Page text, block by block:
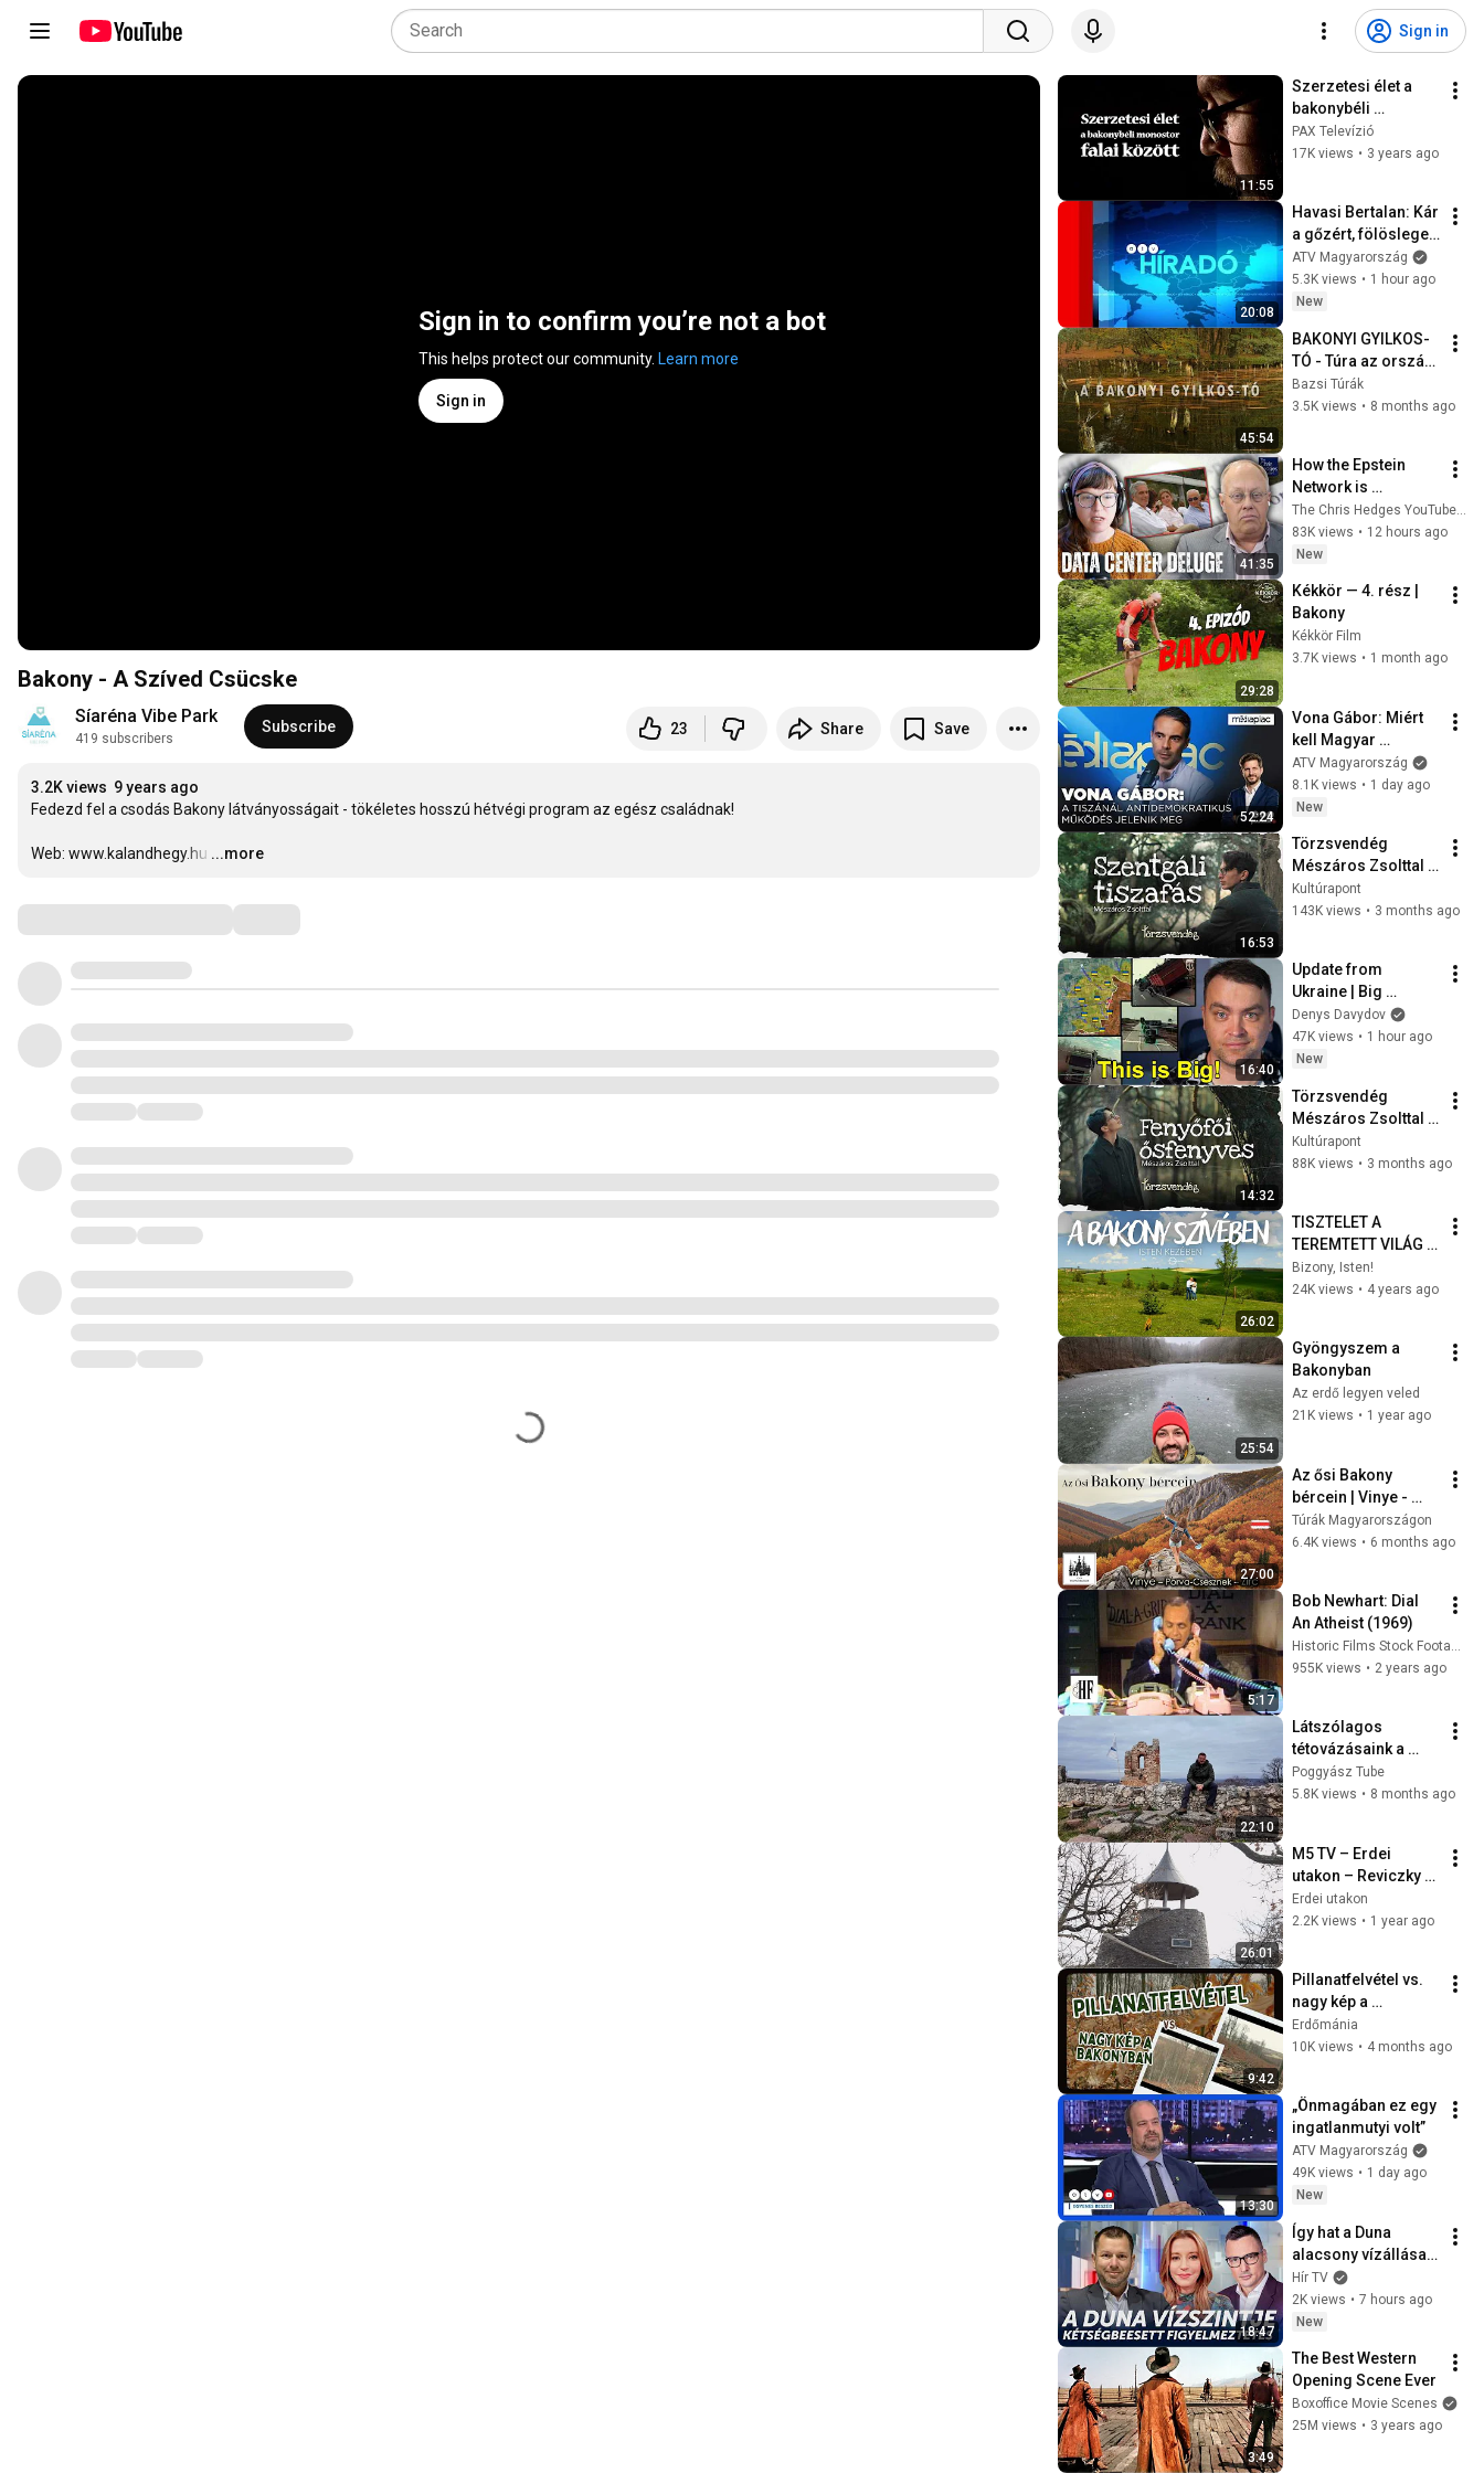
Sign in
Sign in to confirm you’re not a bot
This helps protect our community. Learn more
Sign in
Bakony - A Szíved Csücske
Síaréna Vibe Park
419 subscribers
Subscribe 23 Share Save
3.2K views 9 years ago
Fedezd fel a csodás Bakony látványosságait - tökéletes hosszú hétvégi program az egész családnak!
Web: www.kalandhegy.hu …
...more
11:55
Szerzetesi élet a
bakonybéli
monostor falai
között
PAX Televízió
17K views • 3 years ago
20:08
Havasi Bertalan: Kár
a gőzért, fölösleges
államfőt választani |
ATV Híradó
2026.08.06.
ATV Magyarország
5.3K views • 1 hour ago
New
45:54
BAKONYI GYILKOS-
TÓ - Túra az ország
egyik legszebb
tavához
Bazsi Túrák
3.5K views • 8 months ago
41:35
How the Epstein
Network is
Privatizing Govt &
Building the
Surveillance
Webb) |TCHR
The Chris Hedges YouTube Channel
83K views • 12 hours ago
New
29:28
Kékkör — 4. rész |
Bakony
Kékkör Film
3.7K views • 1 month ago
52:24
Vona Gábor: Miért
kell Magyar
Péternek kispályás
bicskázónak lenni? |
MÉDIAPIAC
ATV Magyarország
8.1K views • 1 day ago
New
16:53
Törzsvendég
Mészáros Zsolttal –
Szentgáli tiszafás
Kultúrapont
143K views • 3 months ago
16:40
Update from
Ukraine | Big
Ukraine
Counterattack in
Komar Direction |
Massive Again
Denys Davydov
47K views • 1 hour ago
New
14:32
Törzsvendég
Mészáros Zsolttal –
Fenyőfői ősfenyves
Kultúrapont
88K views • 3 months ago
26:02
TISZTELET A
TEREMTETT VILÁG
ÉS ANNAK URA
IRÁNT - Isten
Bizony, Isten!
24K views • 4 years ago
25:54
Gyöngyszem a
Bakonyban
Az erdő legyen veled
21K views • 1 year ago
27:00
Az ősi Bakony
bércein | Vinye -
Zirc a piros
sávjelzésen
Túrák Magyarországon
6.4K views • 6 months ago
5:17
Bob Newhart: Dial
An Atheist (1969)
Historic Films Stock Footage Archive
955K views • 2 years ago
22:10
Látszólagos
tétovázásaink a
Bakonyban és
környékén
Poggyász Tube
5.8K views • 8 months ago
26:01
M5 TV – Erdei
utakon – Reviczky
Gáborral – 2025/8.
adás – 2025.02.23.
Erdei utakon
2.2K views • 1 year ago
9:42
Pillanatfelvétel vs.
nagy kép a
Bakonyban
Erdőmánia
10K views • 4 months ago
13:30
„Önmagában ez egy
ingatlanmutyi volt”
ATV Magyarország
49K views • 1 day ago
New
18:47
Így hat a Duna
alacsony vízállása a
magyar
energiaellátásra -
HírTV
Hír TV
2K views • 7 hours ago
New
3:49
The Best Western
Opening Scene Ever
Boxoffice Movie Scenes
25M views • 3 years ago